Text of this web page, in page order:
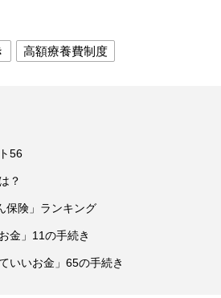
高額療養費制度
56
？
保険」ランキング
金」11の手続き
いいお金」65の手続き